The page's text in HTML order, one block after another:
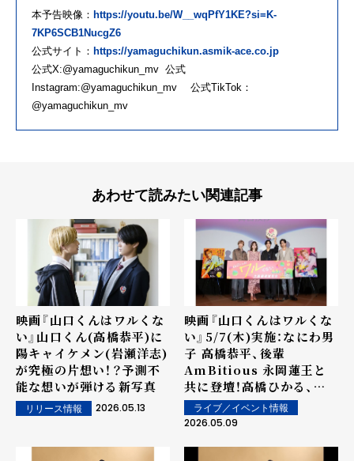
本予告映像： https://youtu.be/W__wqPfY1KE?si=K-
7KP6SCB1NucgZ6
公式サイト： https://yamaguchikun.asmik-ace.co.jp
公式X:@yamaguchikun_mv 公式
Instagram:@yamaguchikun_mv 公式TikTok：
@yamaguchikun_mv
あわせて読みたい関連記事
映画『山口くんはワルくな
い』山口くん(高橋恭平)に
陽キャイケメン(岩瀬洋志)
が究極の片想い！？予測不
能な想いが弾ける新写真
リリース情報 2026.05.13
映画『山口くんはワルくな
い』5/7(木)実施：なにわ男
子 高橋恭平、後輩
AmBitious 永岡蓮王と
共に登壇！高橋ひかる、岩
瀬洋志らと舞台挨拶で爆笑
トーク！
ライブ／イベント情報
2026.05.09